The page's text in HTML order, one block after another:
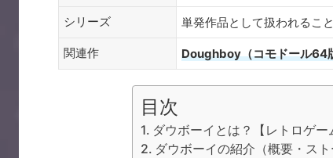
シリーズ 単発作品として扱われるこ
関連作 Doughboy（コモドール64
目次
ダウボーイとは？【レトロゲー
ダウボーイの紹介（概要・スト